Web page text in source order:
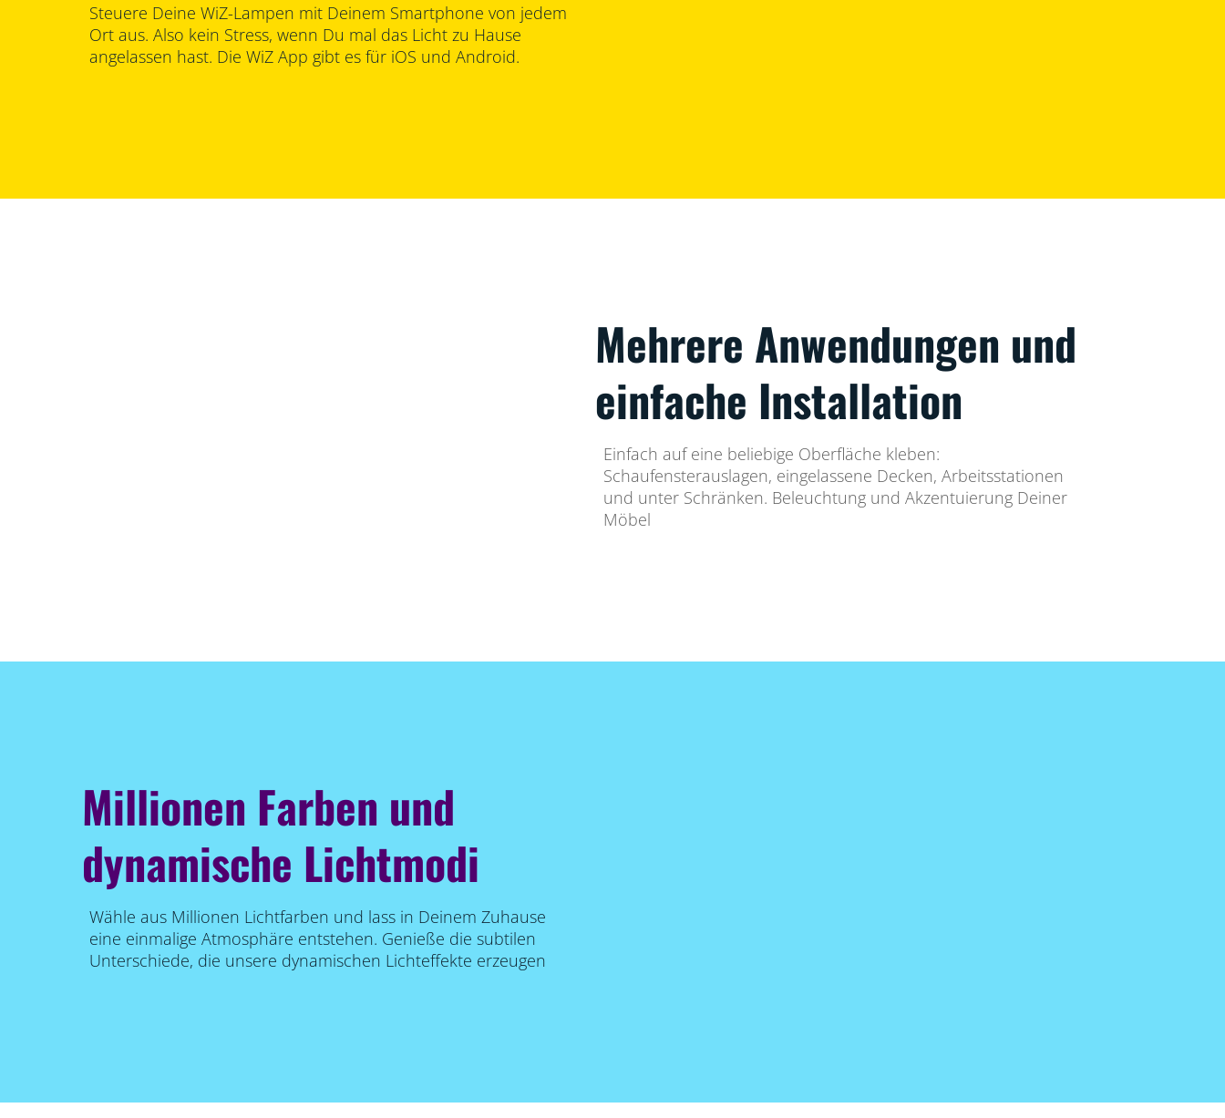
Steuere Deine WiZ-Lampen mit Deinem Smartphone von jedem
Ort aus. Also kein Stress, wenn Du mal das Licht zu Hause
angelassen hast. Die WiZ App gibt es für iOS und Android.
Mehrere Anwendungen und
einfache Installation
Einfach auf eine beliebige Oberfläche kleben:
Schaufensterauslagen, eingelassene Decken, Arbeitsstationen
und unter Schränken. Beleuchtung und Akzentuierung Deiner
Möbel
Millionen Farben und
dynamische Lichtmodi
Wähle aus Millionen Lichtfarben und lass in Deinem Zuhause
eine einmalige Atmosphäre entstehen. Genieße die subtilen
Unterschiede, die unsere dynamischen Lichteffekte erzeugen